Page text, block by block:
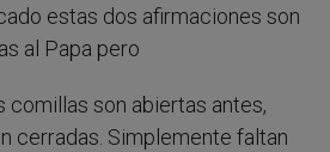
estas dos afirmaciones son
al Papa pero
son abiertas antes,
cerradas. Simplemente faltan